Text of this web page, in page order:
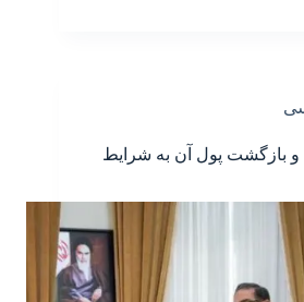
بازگشت پول آن به شرایط